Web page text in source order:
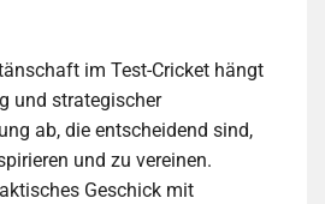
im Test-Cricket hängt
und strategischer
ab, die entscheidend sind,
und zu vereinen.
Geschick mit